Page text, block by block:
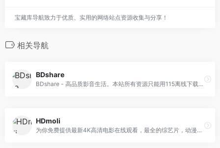
宝藏库导航致力于优质、实用的网络站点资源收集与分享！
相关导航
BDshare
BDshare - 高品质影音生活。本站所有资源只能用115离线下载，不能用迅雷下载。
HDmoli
为你免费提供最新4K高清电影在线观看，最全的综艺片，动漫，台剧，日剧，泰剧，韩剧，美剧全都有。